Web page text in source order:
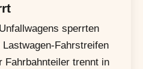
sperrten
Fahrstreifen
Fahrbahnteiler trennt in